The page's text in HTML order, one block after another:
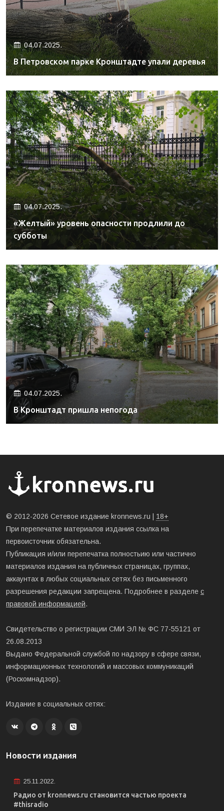
04.07.2025.
В Петровском парке Кронштадте упали деревья
04.07.2025.
«Желтый» уровень опасности продлили до
субботы
04.07.2025.
В Кронштадт пришла непогода
© 2012-2026 Сетевое издание kronnews.ru | 18+
При перепечатке материалов издания ссылка на
первоисточник обязательна.
Публикация и/или перепечатка полностьию или частично
материалов издания на публичных страницах, группах,
аккаунтах в любых социальных сетях без письменного
разрешения редакции запрещена. Подробнее в разделе с
правовой информацией.
Свидетельство о регистрации СМИ ЭЛ № ФС 77-55121 от
26.08.2013
Выдано Федеральной службой по надзору в сфере связи,
информационных технологий и массовых коммуникаций
(Роскомнадзор).
Издание в социальных сетях:
Новости издания
25.11.2022.
Радио от kronnews.ru становится частью проекта
#thisradio